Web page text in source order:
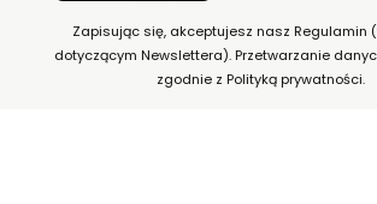
Zapisując się, akceptujesz nasz Regulamin
dotyczącym Newslettera). Przetwarzanie
zgodnie z Polityką prywatności.